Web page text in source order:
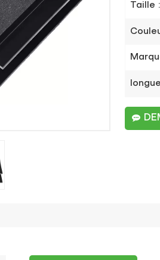
Taille :